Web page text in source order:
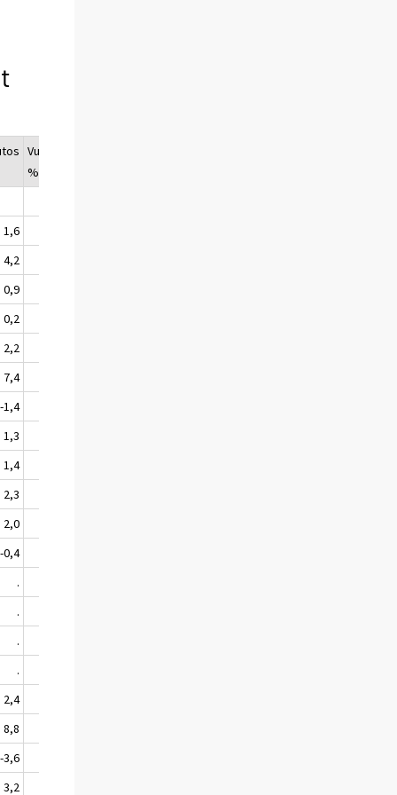
Vuosimuutos
%
1,6
4,2
0,9
0,2
2,2
7,4
-1,4
1,3
1,4
2,3
2,0
-0,4
.
.
.
.
2,4
8,8
-3,6
3,2